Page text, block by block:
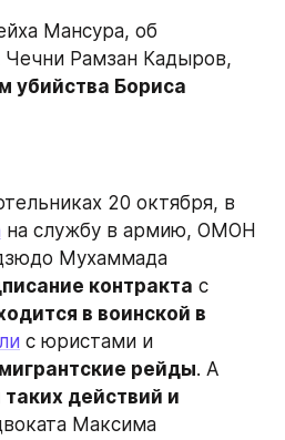
Мансура, об
убийства Бориса
20 октября, в
на службу в армию, ОМОН
Мухаммада
контракта с
в воинской в
с юристами и
рейды. А
действий и
Максима